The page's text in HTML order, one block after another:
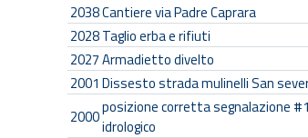
2038Cantiere via Padre Caprara
2028Taglio erba e rifiuti
2027Armadietto divelto
2001 Dissesto strada mulinelli San
2000posizione corretta segnalazione
idrologico